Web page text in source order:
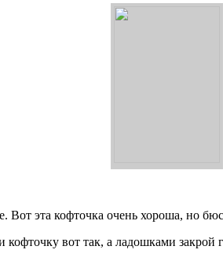
эта кофточка очень хороша, но
вот так, а ладошками закрой